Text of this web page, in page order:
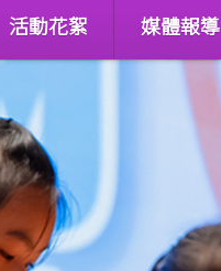
活動花絮 媒體報導